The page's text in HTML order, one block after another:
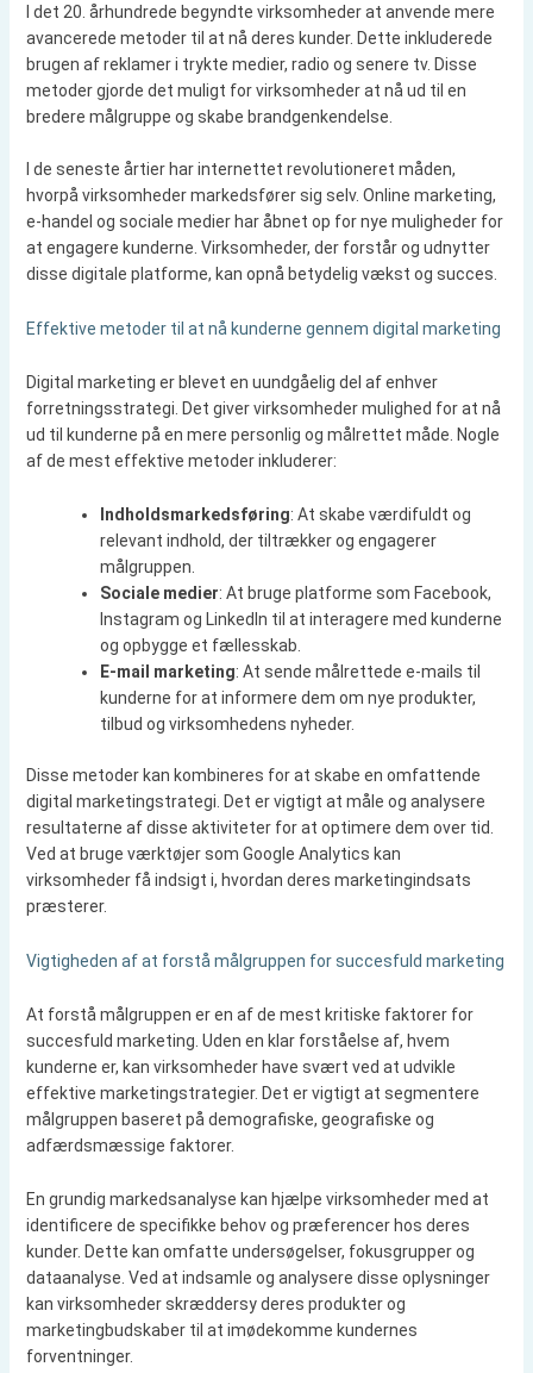
I det 20. århundrede begyndte virksomheder at anvende mere
avancerede metoder til at nå deres kunder. Dette inkluderede
brugen af reklamer i trykte medier, radio og senere tv. Disse
metoder gjorde det muligt for virksomheder at nå ud til en
bredere målgruppe og skabe brandgenkendelse.
I de seneste årtier har internettet revolutioneret måden,
hvorpå virksomheder markedsfører sig selv. Online marketing,
e-handel og sociale medier har åbnet op for nye muligheder for
at engagere kunderne. Virksomheder, der forstår og udnytter
disse digitale platforme, kan opnå betydelig vækst og succes.
Effektive metoder til at nå kunderne gennem digital marketing
Digital marketing er blevet en uundgåelig del af enhver
forretningsstrategi. Det giver virksomheder mulighed for at nå
ud til kunderne på en mere personlig og målrettet måde. Nogle
af de mest effektive metoder inkluderer:
Indholdsmarkedsføring: At skabe værdifuldt og
relevant indhold, der tiltrækker og engagerer
målgruppen.
Sociale medier: At bruge platforme som Facebook,
Instagram og LinkedIn til at interagere med kunderne
og opbygge et fællesskab.
E-mail marketing: At sende målrettede e-mails til
kunderne for at informere dem om nye produkter,
tilbud og virksomhedens nyheder.
Disse metoder kan kombineres for at skabe en omfattende
digital marketingstrategi. Det er vigtigt at måle og analysere
resultaterne af disse aktiviteter for at optimere dem over tid.
Ved at bruge værktøjer som Google Analytics kan
virksomheder få indsigt i, hvordan deres marketingindsats
præsterer.
Vigtigheden af at forstå målgruppen for succesfuld marketing
At forstå målgruppen er en af de mest kritiske faktorer for
succesfuld marketing. Uden en klar forståelse af, hvem
kunderne er, kan virksomheder have svært ved at udvikle
effektive marketingstrategier. Det er vigtigt at segmentere
målgruppen baseret på demografiske, geografiske og
adfærdsmæssige faktorer.
En grundig markedsanalyse kan hjælpe virksomheder med at
identificere de specifikke behov og præferencer hos deres
kunder. Dette kan omfatte undersøgelser, fokusgrupper og
dataanalyse. Ved at indsamle og analysere disse oplysninger
kan virksomheder skræddersy deres produkter og
marketingbudskaber til at imødekomme kundernes
forventninger.